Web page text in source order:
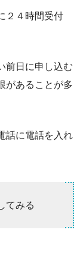
２４時間受付
前日に申し込む
があることが多
話に電話を入れ
てみる